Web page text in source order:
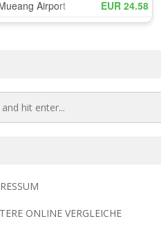
ONLINE VERGLEICHE